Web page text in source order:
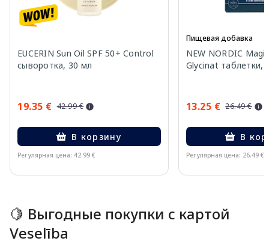
EUCERIN Sun Oil SPF 50+ Control
сыворотка, 30 мл
19.35 € 42.99 €
В корзину
Регулярная цена: 42.99 €
Пищевая добавка
NEW NORDIC
Glycinat таблетки,
13.25 € 26.49 €
В
Регулярная цена: 26.49 €
🍋 Выгодные покупки с картой
Veselība